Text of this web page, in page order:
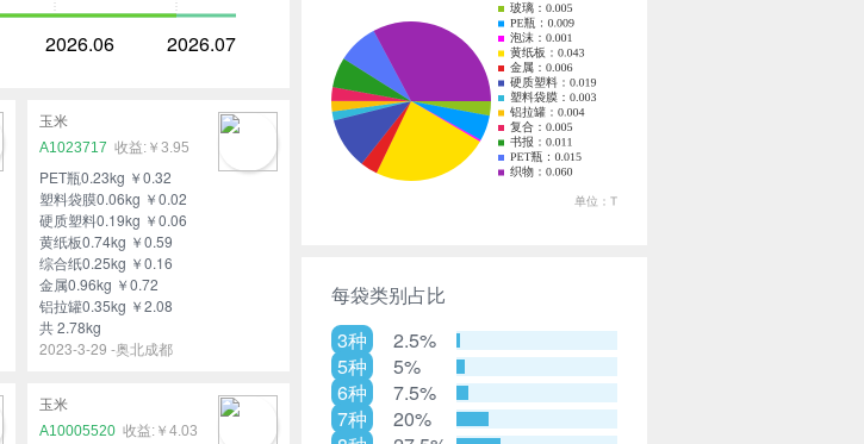
2026.06 2026.07
玉米
A1023717
￥3.95
PET瓶0.23kg ￥0.32
塑料袋膜0.06kg ￥0.02
硬质塑料0.19kg ￥0.06
黄纸板0.74kg ￥0.59
综合纸0.25kg ￥0.16
金属0.96kg ￥0.72
铝拉罐0.35kg ￥2.08
共 2.78kg
2023-3-29 -奥北成都
玉米
A10005520
￥4.03
每袋类别占比
3种
2.5%
5种
5%
6种
7.5%
7种
20%